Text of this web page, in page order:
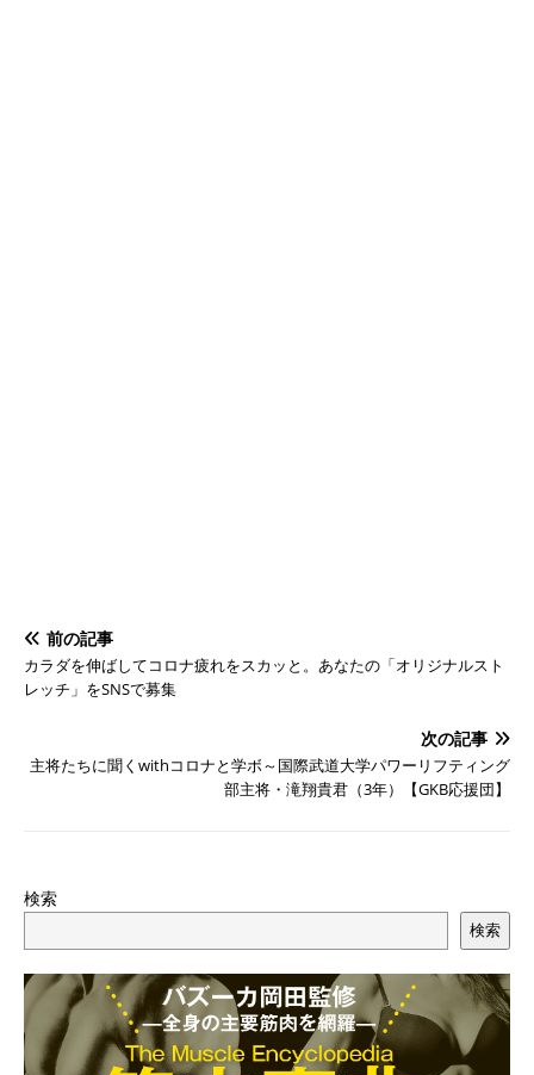
前の記事
カラダを伸ばしてコロナ疲れをスカッと。あなたの「オリジナルスト
レッチ」をSNSで募集
次の記事
主将たちに聞くwithコロナと学ボ～国際武道大学パワーリフティング
部主将・滝翔貴君（3年）【GKB応援団】
検索
検索